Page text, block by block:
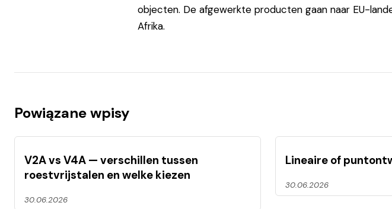
objecten. De afgewerkte producten gaan naar EU-
Afrika.
Powiązane wpisy
V2A vs V4A — verschillen tussen
roestvrijstalen en welke kiezen
30.06.2026
Lineaire of
30.06.2026